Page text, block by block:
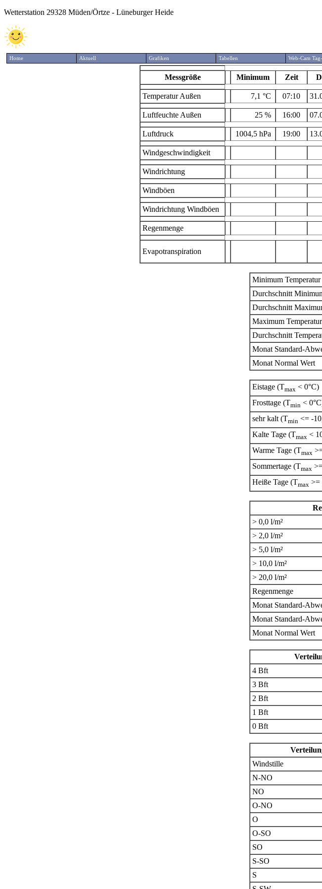
Wetterstation 29328 Müden/Örtze - Lüneburger Heide
Home Aktuell Grafiken Tabellen Web-Cam
Messgröße Minimum Zeit
Temperatur Außen 7,1 °C 07:10
Luftfeuchte Außen 25 % 16:00
Luftdruck 1004,5 hPa 19:00
Windgeschwindigkeit
Windrichtung
Windböen
Windrichtung Windböen
Regenmenge
Evapotranspiration
Minimum Temperatur
Durchschnitt
Durchschnitt
Maximum Temperatur
Durchschnitt
Monat Standard-
Monat Normal Wert
Eistage (Tmax < 0°C)
Frosttage (Tmin <
sehr kalt (Tmin <= -
Kalte Tage (Tmax <
Warme Tage (Tmax
Sommertage (Tmax
Heiße Tage (Tmax >=
> 0,0 l/m²
> 2,0 l/m²
> 5,0 l/m²
> 10,0 l/m²
> 20,0 l/m²
Regenmenge
Monat Standard-
Monat Standard-
Monat Normal Wert
4 Bft
3 Bft
2 Bft
1 Bft
0 Bft
Windstille
N-NO
NO
O-NO
O
O-SO
SO
S-SO
S